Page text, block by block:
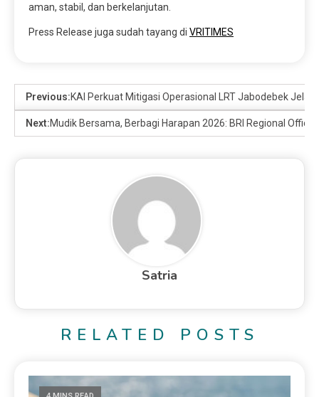
aman, stabil, dan berkelanjutan.
Press Release juga sudah tayang di VRITIMES
Previous:KAI Perkuat Mitigasi Operasional LRT Jabodebek
Next:Mudik Bersama, Berbagi Harapan 2026: BRI Regional
Satria
RELATED POSTS